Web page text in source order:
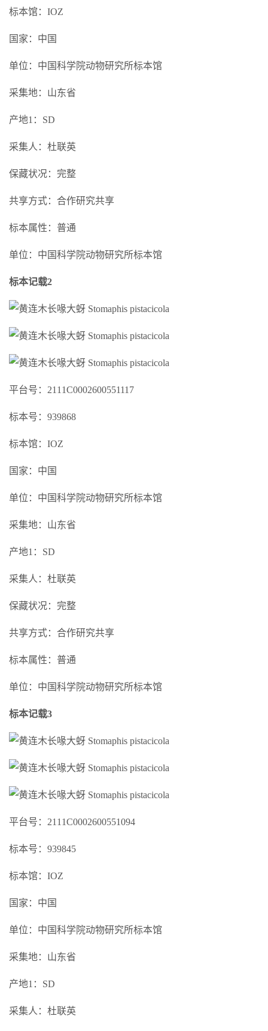
标本馆：IOZ
国家：中国
单位：中国科学院动物研究所标本馆
采集地：山东省
产地1：SD
采集人：杜联英
保藏状况：完整
共享方式：合作研究共享
标本属性：普通
单位：中国科学院动物研究所标本馆
标本记载2
平台号：2111C0002600551117
标本号：939868
标本馆：IOZ
国家：中国
单位：中国科学院动物研究所标本馆
采集地：山东省
产地1：SD
采集人：杜联英
保藏状况：完整
共享方式：合作研究共享
标本属性：普通
单位：中国科学院动物研究所标本馆
标本记载3
平台号：2111C0002600551094
标本号：939845
标本馆：IOZ
国家：中国
单位：中国科学院动物研究所标本馆
采集地：山东省
产地1：SD
采集人：杜联英